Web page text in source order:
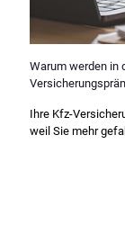
Warum werden in
Ihre Kfz-
weil Sie mehr